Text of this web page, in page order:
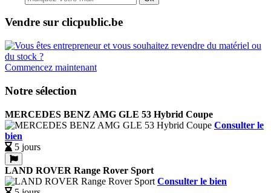
Vendre sur clicpublic.be
Commencez maintenant
Notre sélection
MERCEDES BENZ AMG GLE 53 Hybrid Coupe
Consulter le
bien
5 jours
LAND ROVER Range Rover Sport
Consulter le bien